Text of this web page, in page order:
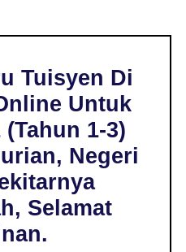
Tuisyen Di
Untuk
1-3)
Negeri
Selamat